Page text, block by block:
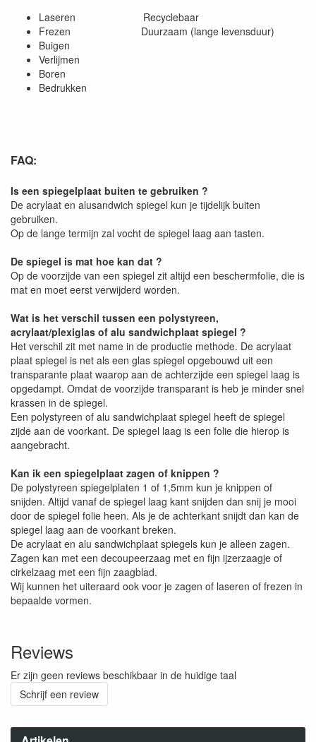
Laseren Recyclebaar
Frezen Duurzaam (lange levensduur)
Buigen
Verlijmen
Boren
Bedrukken
FAQ:
Is een spiegelplaat buiten te gebruiken ?
De acrylaat en alusandwich spiegel kun je tijdelijk buiten
gebruiken.
Op de lange termijn zal vocht de spiegel laag aan tasten.
De spiegel is mat hoe kan dat ?
Op de voorzijde van een spiegel zit altijd een beschermfolie, die is
mat en moet eerst verwijderd worden.
Wat is het verschil tussen een polystyreen,
acrylaat/plexiglas of alu sandwichplaat spiegel ?
Het verschil zit met name in de productie methode. De acrylaat
plaat spiegel is net als een glas spiegel opgebouwd uit een
transparante plaat waarop aan de achterzijde een spiegel laag is
opgedampt. Omdat de voorzijde transparant is heb je minder snel
krassen in de spiegel.
Een polystyreen of alu sandwichplaat spiegel heeft de spiegel
zijde aan de voorkant. De spiegel laag is een folie die hierop is
aangebracht.
Kan ik een spiegelplaat zagen of knippen ?
De polystyreen spiegelplaten 1 of 1,5mm kun je knippen of
snijden. Altijd vanaf de spiegel laag kant snijden dan snij je mooi
door de spiegel folie heen. Als je de achterkant snijdt dan kan de
spiegel laag aan de voorkant breken.
De acrylaat en alu sandwichplaat spiegels kun je alleen zagen.
Zagen kan met een decoupeerzaag met en fijn ijzerzaagje of
cirkelzaag met een fijn zaagblad.
Wij kunnen het uiteraard ook voor je zagen of laseren of frezen in
bepaalde vormen.
Reviews
Er zijn geen reviews beschikbaar in de huidige taal
Schrijf een review